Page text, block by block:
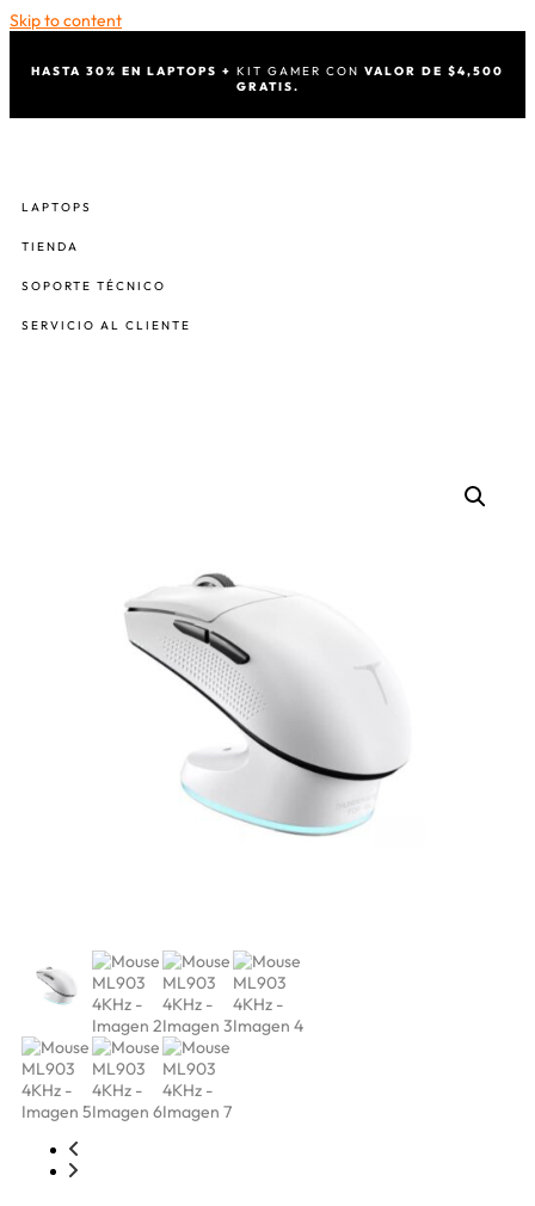
Skip to content
HASTA 30% EN LAPTOPS + KIT GAMER CON VALOR DE $4,500
GRATIS.
LAPTOPS
TIENDA
SOPORTE TÉCNICO
SERVICIO AL CLIENTE